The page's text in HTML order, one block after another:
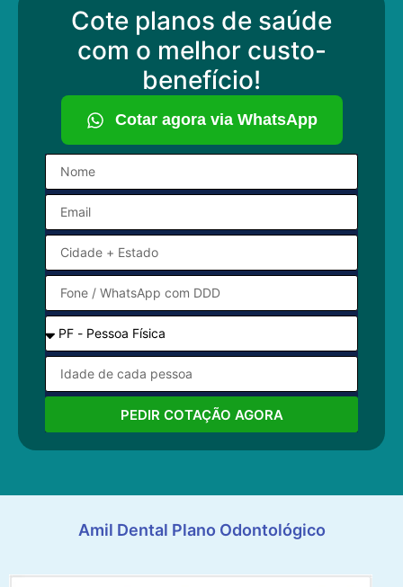
Cote planos de saúde
com o melhor custo-
benefício!
Cotar agora via WhatsApp
PEDIR COTAÇÃO AGORA
Amil Dental Plano Odontológico